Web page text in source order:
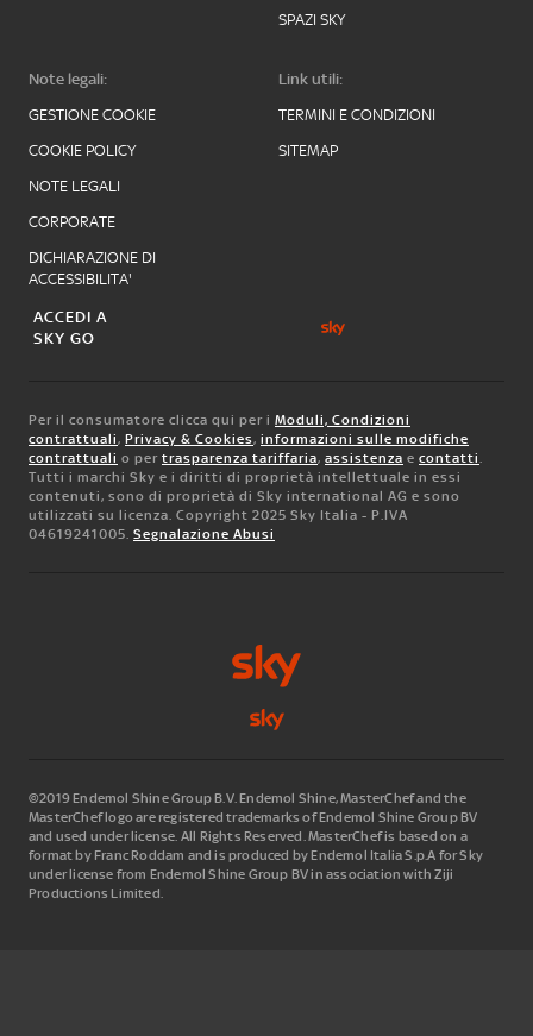
SPAZI SKY
Note legali:
GESTIONE COOKIE
COOKIE POLICY
NOTE LEGALI
CORPORATE
DICHIARAZIONE DI
ACCESSIBILITA'
Link utili:
TERMINI E CONDIZIONI
SITEMAP
ACCEDI A
SKY GO
Per il consumatore clicca qui per i Moduli, Condizioni
contrattuali, Privacy & Cookies, informazioni sulle modifiche
contrattuali o per trasparenza tariffaria, assistenza e contatti.
Tutti i marchi Sky e i diritti di proprietà intellettuale in essi
contenuti, sono di proprietà di Sky international AG e sono
utilizzati su licenza. Copyright 2025 Sky Italia - P.IVA
04619241005. Segnalazione Abusi
©2019 Endemol Shine Group B.V. Endemol Shine, MasterChef and the
MasterChef logo are registered trademarks of Endemol Shine Group BV
and used under license. All Rights Reserved. MasterChef is based on a
format by Franc Roddam and is produced by Endemol Italia S.p.A for Sky
under license from Endemol Shine Group BV in association with Ziji
Productions Limited.